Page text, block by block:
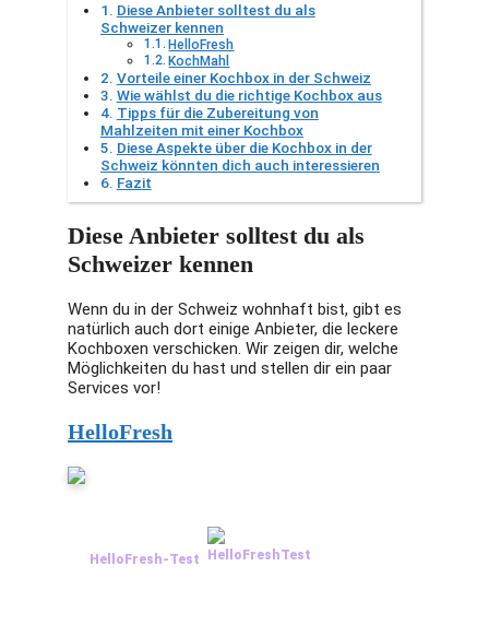
Diese Anbieter solltest du als
Schweizer kennen
HelloFresh
KochMahl
Vorteile einer Kochbox in der Schweiz
Wie wählst du die richtige Kochbox aus
Tipps für die Zubereitung von
Mahlzeiten mit einer Kochbox
Diese Aspekte über die Kochbox in der
Schweiz könnten dich auch interessieren
Fazit
Diese Anbieter solltest du als
Schweizer kennen
Wenn du in der Schweiz wohnhaft bist, gibt es
natürlich auch dort einige Anbieter, die leckere
Kochboxen verschicken. Wir zeigen dir, welche
Möglichkeiten du hast und stellen dir ein paar
Services vor!
HelloFresh
HelloFresh-Test